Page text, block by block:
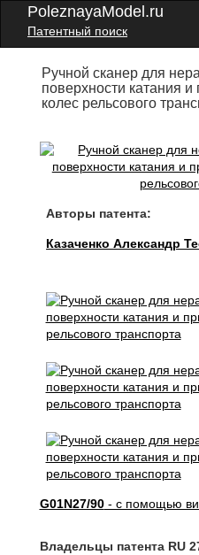
PoleznayaModel.ru
Патентный поиск
Ручной сканер для
поверхности катания
колес рельсового
Авторы патента:
Казаченко Александр
G01N27/90- с помощью
Владельцы патента RU